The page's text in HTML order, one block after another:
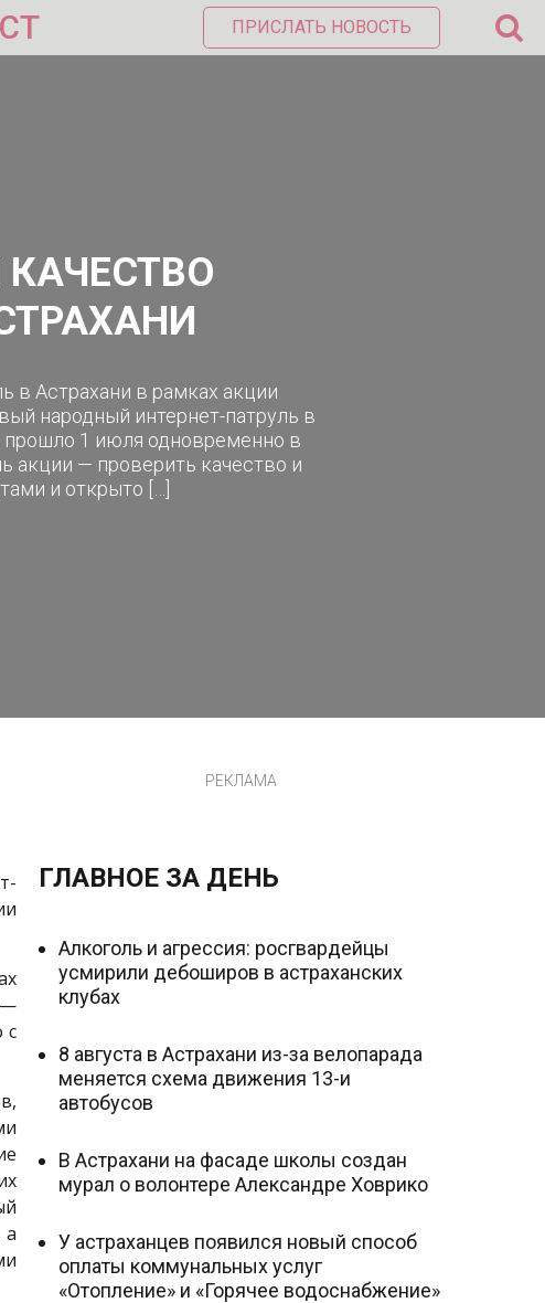
ПРИСЛАТЬ НОВОСТЬ
в Астрахани в рамках акции
народный интернет-патруль в
прошло 1 июля одновременно в
акции — проверить качество и
и открыто […]
—
с
а
РЕКЛАМА
ГЛАВНОЕ ЗА ДЕНЬ
Алкоголь и агрессия: росгвардейцы
усмирили дебоширов в астраханских
клубах
8 августа в Астрахани из-за велопарада
меняется схема движения 13-и
автобусов
В Астрахани на фасаде школы создан
мурал о волонтере Александре Ховрико
У астраханцев появился новый способ
оплаты коммунальных услуг
«Отопление» и «Горячее водоснабжение»